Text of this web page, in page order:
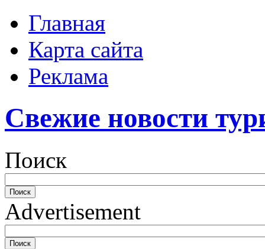
Главная
Карта сайта
Реклама
Свежие новости
Поиск
Advertisement